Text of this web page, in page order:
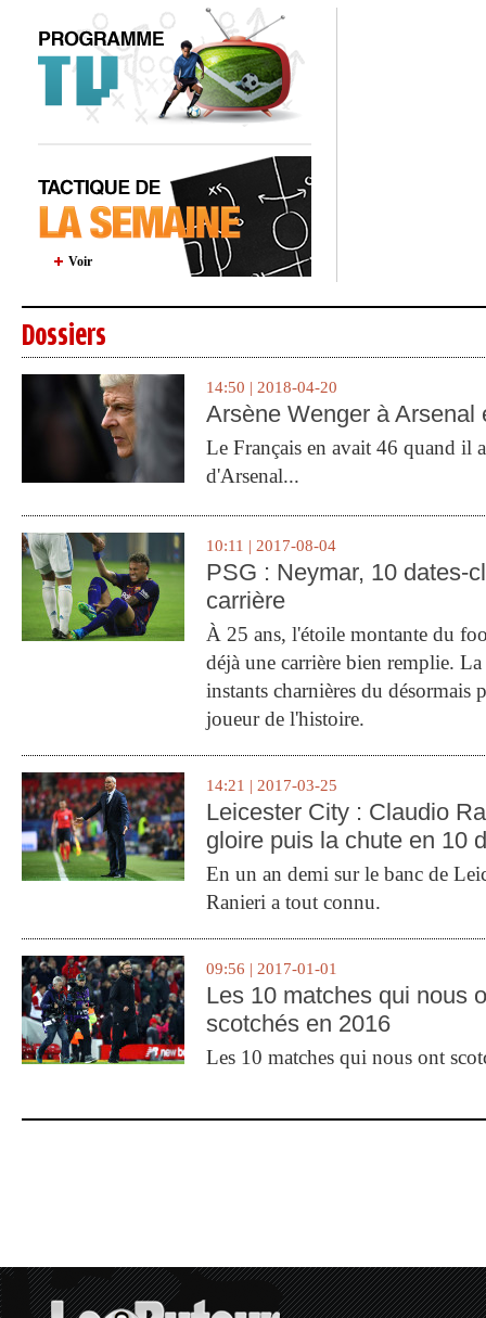
Voir
Dossiers
14:50 | 2018-04-20
Arsène Wenger à Arsenal
Le Français en avait 46 quand il
d'Arsenal...
10:11 | 2017-08-04
PSG : Neymar, 10 dates-
carrière
À 25 ans, l'étoile montante du
déjà une carrière bien remplie.
instants charnières du désormais
joueur de l'histoire.
14:21 | 2017-03-25
Leicester City : Claudio
gloire puis la chute en 10
En un an demi sur le banc de
Ranieri a tout connu.
09:56 | 2017-01-01
Les 10 matches qui nous
scotchés en 2016
Les 10 matches qui nous ont